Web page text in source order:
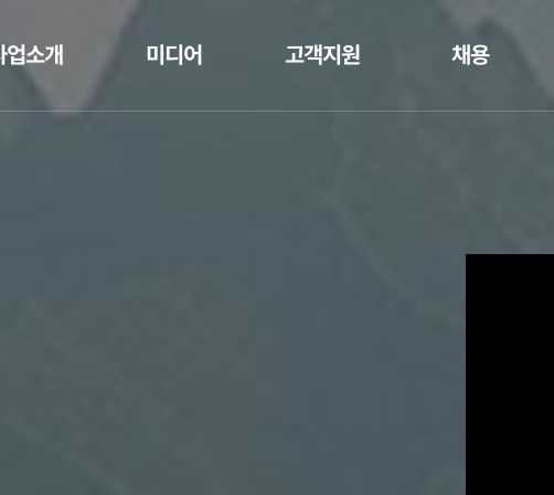
업소개 미디어 고객지원 채용